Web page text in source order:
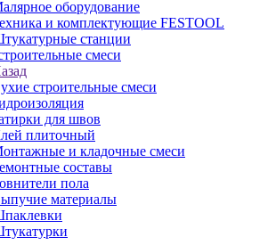
оборудование
и комплектующие FESTOOL
станции
смеси
строительные смеси
для швов
плиточный
и кладочные смеси
составы
пола
материалы